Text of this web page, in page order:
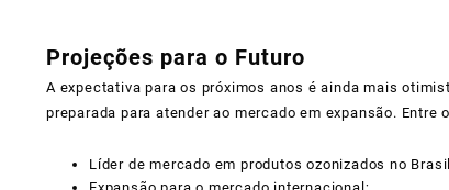
Projeções para o Futuro
A expectativa para os próximos anos é ainda mais
preparada para atender ao mercado em expansão.
Líder de mercado em produtos ozonizados no